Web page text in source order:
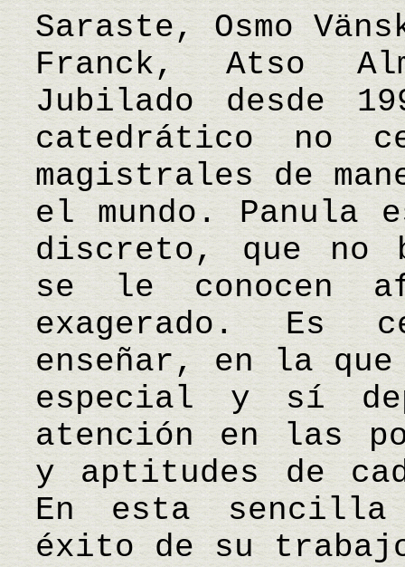
Saraste, Osmo
Franck, Atso
Jubilado desde
catedrático no
magistrales de
el mundo. Panula
discreto, que no
se le conocen
exagerado. Es
enseñar, en la que
especial y sí
atención en las
y aptitudes de
En esta
éxito de su